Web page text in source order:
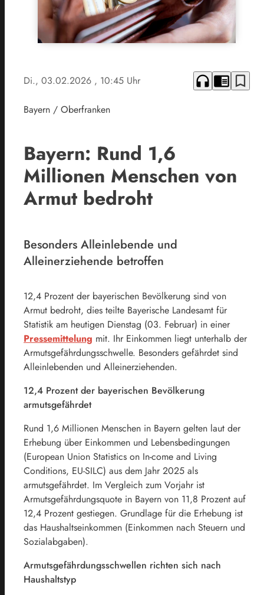
Di., 03.02.2026 , 10:45 Uhr headphones chrome_reader_mode bookmark_border
Bayern / Oberfranken
Bayern: Rund 1,6
Millionen Menschen von
Armut bedroht
Besonders Alleinlebende und
Alleinerziehende betroffen
12,4 Prozent der bayerischen Bevölkerung sind von
Armut bedroht, dies teilte Bayerische Landesamt für
Statistik am heutigen Dienstag (03. Februar) in einer
Pressemittelung mit. Ihr Einkommen liegt unterhalb der
Armutsgefährdungsschwelle. Besonders gefährdet sind
Alleinlebenden und Alleinerziehenden.
12,4 Prozent der bayerischen Bevölkerung
armutsgefährdet
Rund 1,6 Millionen Menschen in Bayern gelten laut der
Erhebung über Einkommen und Lebensbedingungen
(European Union Statistics on In-come and Living
Conditions, EU-SILC) aus dem Jahr 2025 als
armutsgefährdet. Im Vergleich zum Vorjahr ist
Armutsgefährdungsquote in Bayern von 11,8 Prozent auf
12,4 Prozent gestiegen. Grundlage für die Erhebung ist
das Haushaltseinkommen (Einkommen nach Steuern und
Sozialabgaben).
Armutsgefährdungsschwellen richten sich nach
Haushaltstyp